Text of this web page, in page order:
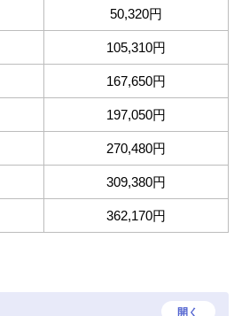
50,320円
105,310円
167,650円
197,050円
270,480円
309,380円
362,170円
開く